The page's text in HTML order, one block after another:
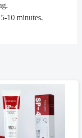
10 minutes.